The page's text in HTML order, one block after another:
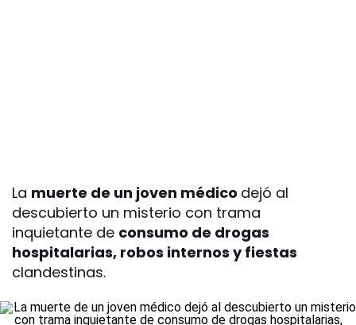
La muerte de un joven médico dejó al
descubierto un misterio con trama
inquietante de consumo de drogas
hospitalarias, robos internos y fiestas
clandestinas.